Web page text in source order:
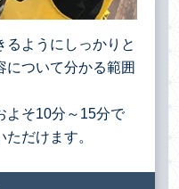
るようにしっかりと
について分かる範囲
よそ10分～15分で
だけます。